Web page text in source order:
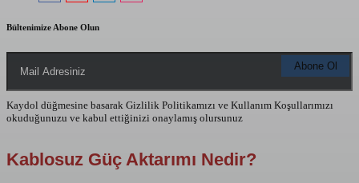
Bültenimize Abone Olun
Kaydol düğmesine basarak Gizlilik Politikamızı ve Kullanım Koşullarımızı
okuduğunuzu ve kabul ettiğinizi onaylamış olursunuz
Kablosuz Güç Aktarımı Nedir?